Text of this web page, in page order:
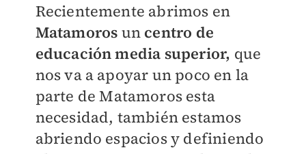
Recientemente abrimos en
Matamoros un centro de
educación media superior, que
nos va a apoyar un poco en la
parte de Matamoros esta
necesidad, también estamos
abriendo espacios y definiendo